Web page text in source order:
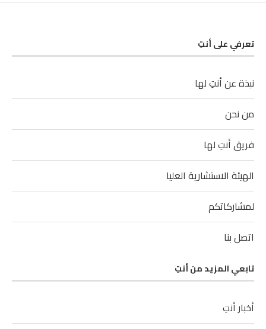
تعرفي على أنتِ
نبذة عن أنتِ لها
من نحن
فريق أنتِ لها
الهيئة الاستشارية العليا
لمشاركاتكم
اتصل بنا
تابعي المزيد من أنتِ
أخبار أنتِ